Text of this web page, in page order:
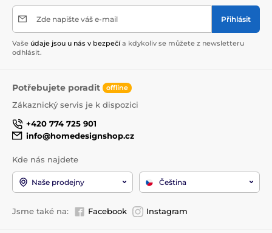
Zde napište váš e-mail Přihlásit
Vaše údaje jsou u nás v bezpečí a kdykoliv se můžete z newsletteru
odhlásit.
Potřebujete poradit offline
Zákaznický servis je k dispozici
+420 774 725 901
info@homedesignshop.cz
Kde nás najdete
Naše prodejny Čeština
Jsme také na: Facebook Instagram